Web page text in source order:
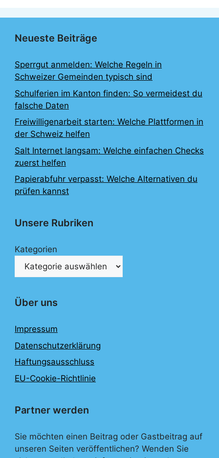
Neueste Beiträge
Sperrgut anmelden: Welche Regeln in
Schweizer Gemeinden typisch sind
Schulferien im Kanton finden: So vermeidest du
falsche Daten
Freiwilligenarbeit starten: Welche Plattformen in
der Schweiz helfen
Salt Internet langsam: Welche einfachen Checks
zuerst helfen
Papierabfuhr verpasst: Welche Alternativen du
prüfen kannst
Unsere Rubriken
Kategorien
Über uns
Impressum
Datenschutzerklärung
Haftungsausschluss
EU-Cookie-Richtlinie
Partner werden
Sie möchten einen Beitrag oder Gastbeitrag auf
unseren Seiten veröffentlichen? Wenden Sie